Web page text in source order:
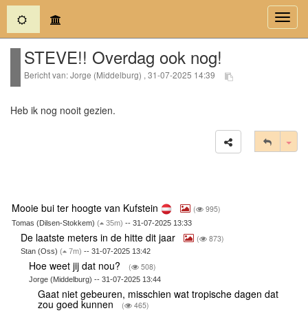
(current)
STEVE!! Overdag ook nog!
Bericht van: Jorge (Middelburg) , 31-07-2025 14:39
Heb ik nog nooit gezien.
Mooie bui ter hoogte van Kufstein ( 995)
Tomas (Dilsen-Stokkem) ( 35m) -- 31-07-2025 13:33
De laatste meters in de hitte dit jaar ( 873)
Stan (Oss) ( 7m) -- 31-07-2025 13:42
Hoe weet jij dat nou? ( 508)
Jorge (Middelburg) -- 31-07-2025 13:44
Gaat niet gebeuren, misschien wat tropische dagen dat
zou goed kunnen ( 465)